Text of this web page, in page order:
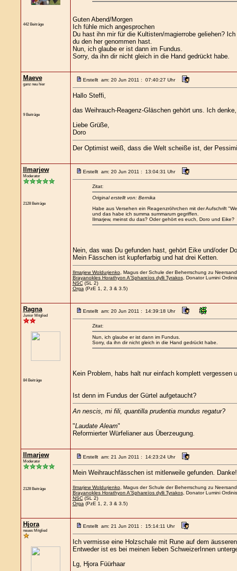
442 Beiträge
Guten Abend/Morgen
Ich fühle mich angesprochen
Du hast ihn mir für die Kultisten/magierrobe geliehen?
du den her genommen hast.
Nun, ich glaube er ist dann im Fundus.
Sorry, da ihn dir nicht gleich in die Hand gedrückt habe.
Maeve
ganz neu hier
9 Beiträge
Erstellt am: 20 Jun 2011 : 07:40:27 Uhr
Hallo Steffi,
das Weihrauch-Reagenz-Gläschen gehört uns. Ich
Liebe Grüße,
Doro
Der Optimist weiß, dass die Welt scheiße ist, der
Ilmarjew
Moderator
2128 Beiträge
Erstellt am: 20 Jun 2011 : 13:04:31 Uhr
Zitat:
Original erstellt von: Bernika
Habe aus Versehen ein Reagenzröhrchen mit der Aufschrift
und das habe ich summa summarum gegriffen.
Ilmarjew, meinst du das? Oder gehört es euch, Doro und Eike?
Nein, das was Du gefunden hast, gehört Eike und/oder
Mein Fässchen ist kupferfarbig und hat drei Ketten.
Ilmarjew Woldurjenko, Magus der Schule der Beherrschung zu
Brayanokles Horathyon A'Sphareïos dylli Tyrakos, Donator Lumini
NSC(SL 2)
Orga (PzE 1, 2, 3 & 3.5)
Ragna
Junior Mitglied
84 Beiträge
Erstellt am: 20 Jun 2011 : 14:39:18 Uhr
Zitat:
Nun, ich glaube er ist dann im Fundus.
Sorry, da ihn dir nicht gleich in die Hand gedrückt habe.
Kein Problem, habs halt nur einfach komplett
Ist denn im Fundus der Gürtel aufgetaucht?
An nescis, mi fili, quantilla prudentia mundus regatur?
"Laudate Aleam"
Reformierter Würfelianer aus Überzeugung.
Ilmarjew
Moderator
2128 Beiträge
Erstellt am: 21 Jun 2011 : 14:23:24 Uhr
Mein Weihrauchfässchen ist mitlerweile gefunden. Danke!
Ilmarjew Woldurjenko, Magus der Schule der Beherrschung zu
Brayanokles Horathyon A'Sphareïos dylli Tyrakos, Donator Lumini
NSC(SL 2)
Orga (PzE 1, 2, 3 & 3.5)
Hjora
neues Mitglied
Erstellt am: 21 Jun 2011 : 15:14:11 Uhr
Ich vermisse eine Holzschale mit Rune auf dem
Entweder ist es bei meinen lieben SchweizerInnen
Lg, Hjora Füürhaar